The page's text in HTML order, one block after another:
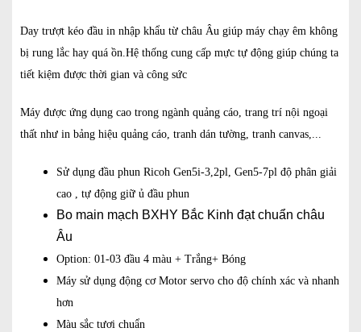
Day trượt kéo đầu in nhập khẩu từ châu Âu giúp máy chạy êm không
bị rung lắc hay quá ồn.Hệ thống cung cấp mực tự động giúp chúng ta
tiết kiệm được thời gian và công sức
Máy được ứng dụng cao trong ngành quảng cáo, trang trí nội ngoại
thất như in bảng hiệu quảng cáo, tranh dán tường, tranh canvas,...
Sử dụng đầu phun Ricoh Gen5i-3,2pl, Gen5-7pl độ phân giải
cao , tự động giữ ủ đầu phun
Bo main mạch BXHY Bắc Kinh đạt chuẩn châu
Âu
Option: 01-03 đầu 4 màu + Trắng+ Bóng
Máy sử dụng động cơ Motor servo cho độ chính xác và nhanh
hơn
Màu sắc tươi chuẩn